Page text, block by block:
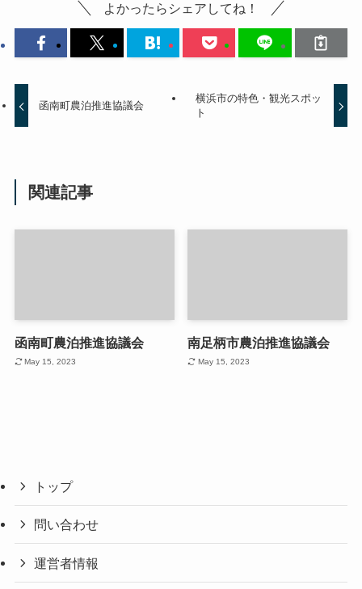
よかったらシェアしてね！
函南町農泊推進協議会
横浜市の特色・観光スポッ
ト
関連記事
函南町農泊推進協議会
May 15, 2023
南足柄市農泊推進協議会
May 15, 2023
トップ
問い合わせ
運営者情報